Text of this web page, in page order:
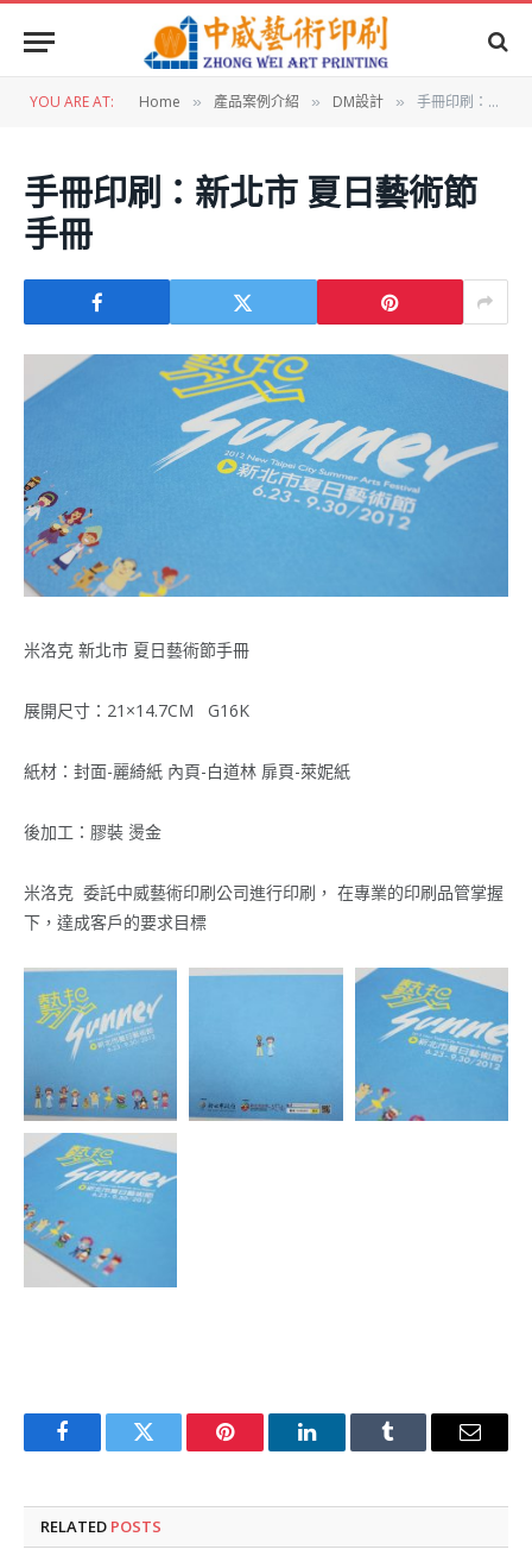
YOU ARE AT: Home » 產品案例介紹 » DM設計 » 手冊印刷：新北市 夏日藝術節手冊
手冊印刷：新北市 夏日藝術節
手冊
米洛克 新北市 夏日藝術節手冊
展開尺寸：21×14.7CM G16K
紙材：封面-麗綺紙 內頁-白道林 扉頁-萊妮紙
後加工：膠裝 燙金
米洛克 委託中威藝術印刷公司進行印刷， 在專業的印刷品管掌握
下，達成客戶的要求目標
FacebookTwitter Pinterest LinkedInTumblr Email
RELATED POSTS